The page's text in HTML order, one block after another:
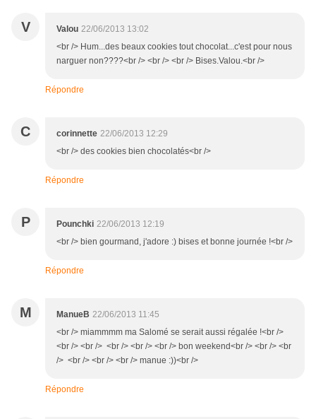
V Valou 22/06/2013 13:02
<br /> Hum...des beaux cookies tout chocolat...c'est pour nous
narguer non????<br /> <br /> <br /> Bises.Valou.<br />
Répondre
C corinnette 22/06/2013 12:29
<br /> des cookies bien chocolatés<br />
Répondre
P Pounchki 22/06/2013 12:19
<br /> bien gourmand, j'adore :) bises et bonne journée !<br />
Répondre
M ManueB 22/06/2013 11:45
<br /> miammmm ma Salomé se serait aussi régalée !<br />
<br /> <br /> <br /> <br /> <br /> bon weekend<br /> <br /> <br
/> <br /> <br /> <br /> manue :))<br />
Répondre